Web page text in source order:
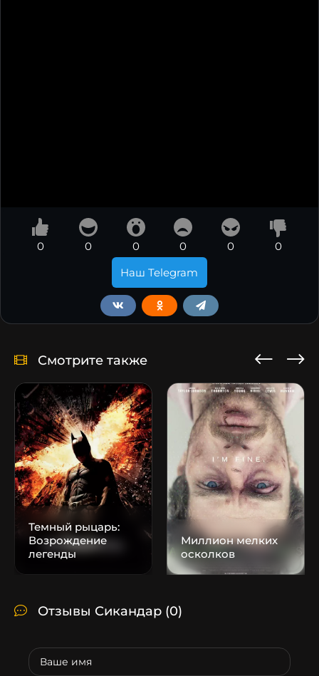
0 0 0 0 0
0
Наш Telegram
Смотрите также
Темный рыцарь:
Возрождение
легенды
Миллион мелких
осколков
Отзывы Сикандар (0)